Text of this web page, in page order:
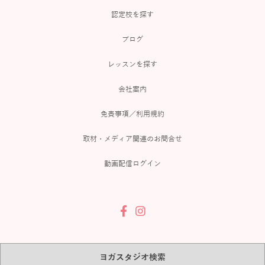
認定校を探す
ブログ
レッスンを探す
会社案内
免責事項／利用規約
取材・メディア関連のお問合せ
動画配信ログイン
ヨガスタジオ検索